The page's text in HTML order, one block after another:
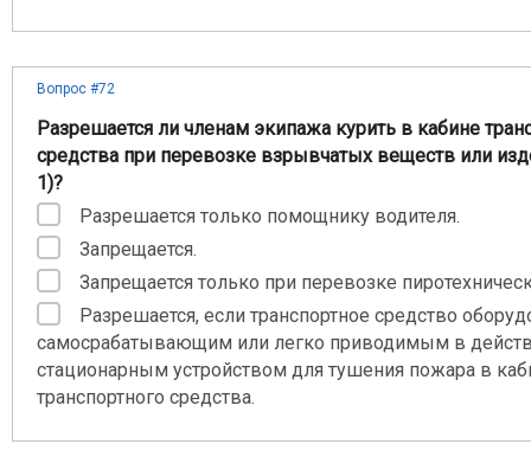
Вопрос #72
Разрешается ли членам экипажа курить в кабине
средства при перевозке взрывчатых веществ или
1)?
Разрешается только помощнику водителя.
Запрещается.
Запрещается только при перевозке
Разрешается, если транспортное средство
самосрабатывающим или легко приводимым в
стационарным устройством для тушения пожара в
транспортного средства.